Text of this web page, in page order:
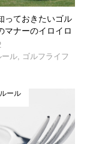
っておきたいゴル
マナーのイロイロ
ール
ゴルフライフ
ール